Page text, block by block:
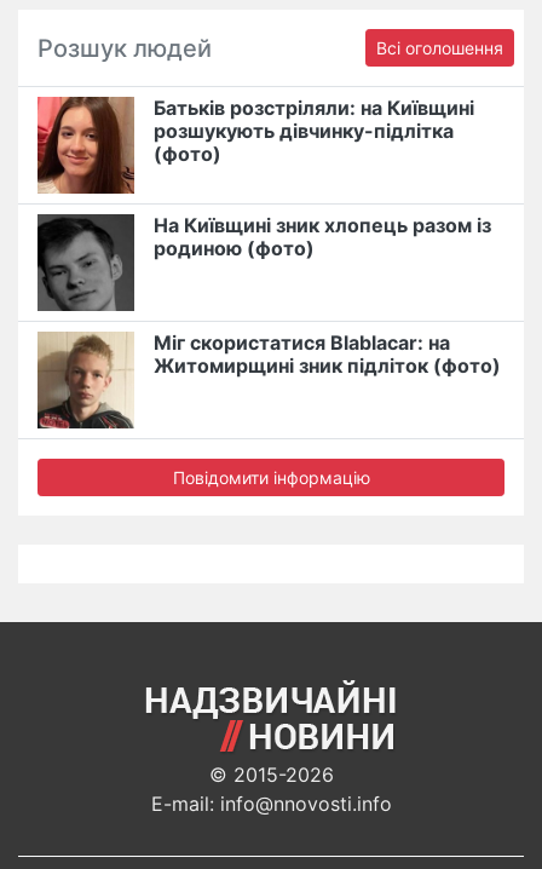
Розшук людей Всі оголошення
Батьків розстріляли: на Київщині
розшукують дівчинку-підлітка
(фото)
На Київщині зник хлопець разом із
родиною (фото)
Міг скористатися Blablacar: на
Житомирщині зник підліток (фото)
Повідомити інформацію
© 2015-2026
E-mail: info@nnovosti.info